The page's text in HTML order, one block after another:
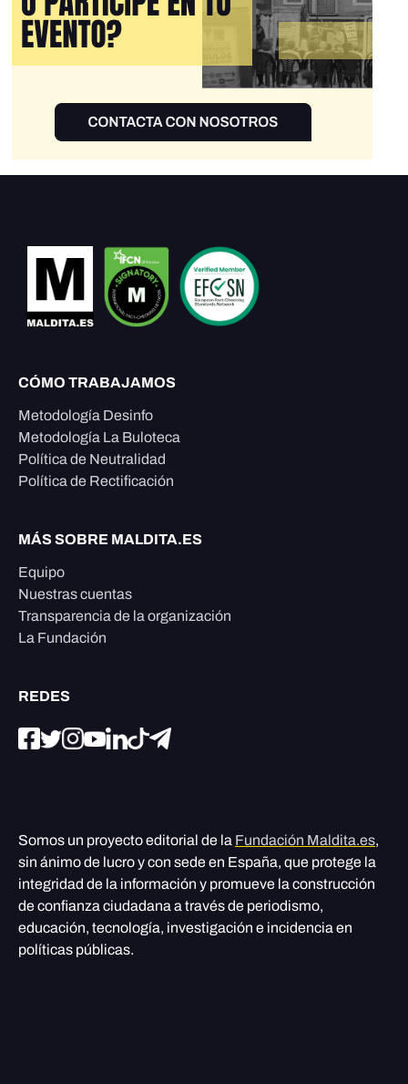
CÓMO TRABAJAMOS
Metodología Desinfo
Metodología La Buloteca
Política de Neutralidad
Política de Rectificación
MÁS SOBRE MALDITA.ES
Equipo
Nuestras cuentas
Transparencia de la organización
La Fundación
REDES
Somos un proyecto editorial de la Fundación Maldita.es,
sin ánimo de lucro y con sede en España, que protege la
integridad de la información y promueve la construcción
de confianza ciudadana a través de periodismo,
educación, tecnología, investigación e incidencia en
políticas públicas.